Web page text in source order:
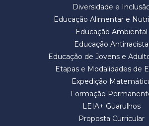
Diversidade e
Educação Alimentar e
Educação Ambiental
Educação Antirracista
Educação de Jovens e
Etapas e Modalidades de
Expedição
Formação
LEIA+ Guarulhos
Proposta Curricular